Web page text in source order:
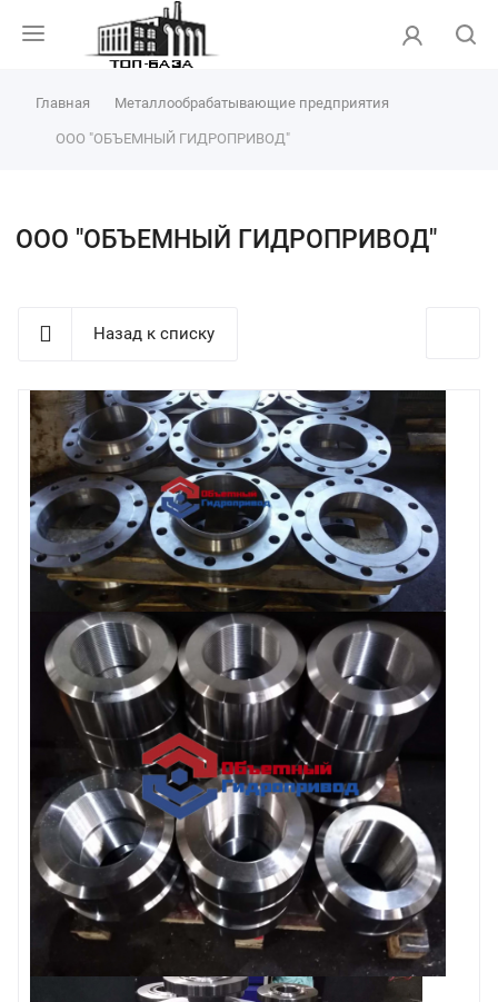
Главная Металлообрабатывающие предприятия
ООО "ОБЪЕМНЫЙ ГИДРОПРИВОД"
ООО "ОБЪЕМНЫЙ ГИДРОПРИВОД"
Назад к списку